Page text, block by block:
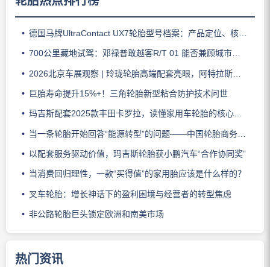
德国马牌UltraContact UX7轮胎型号档案：产品定位、核心技术、适用车型与使用场景
700公里藏地试驾：邓禄普敢越客R/T 01 能否兼顾城市与越野？
2026北京车展观察 | 玲珑轮胎高端配套亮眼，阿特拉斯助力智界V9领跑豪华MPV市场
巨胎寿命提升15%+！三角轮胎新型粘合防护技术问世
玛吉斯配套2025款丰田卡罗拉，读懂家用车轮胎的核心密码
当一条轮胎开始回答“能源转型”的问题——中国轮胎商务网解读赛轮全新一代商用车轮胎发布
以配套服务驱动价值，玛吉斯轮胎获小鹏汽车“合作协同奖”
当消费回归理性，一款“买得值”的家用胎应该是什么样的？
叉车轮胎：增长神话下的盈利困境与经营者的转型焦虑
非公路轮胎巨头锁定欧洲和南美市场
热门资讯